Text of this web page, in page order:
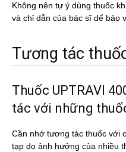
Không nên tự ý dùng thuốc
và chỉ dẫn của bác sĩ dể bảo
Tương tác
Thuốc UPTRAVI
tác với những
Cần nhớ tương tác thuốc với
tạp do ảnh hưởng của nhiều